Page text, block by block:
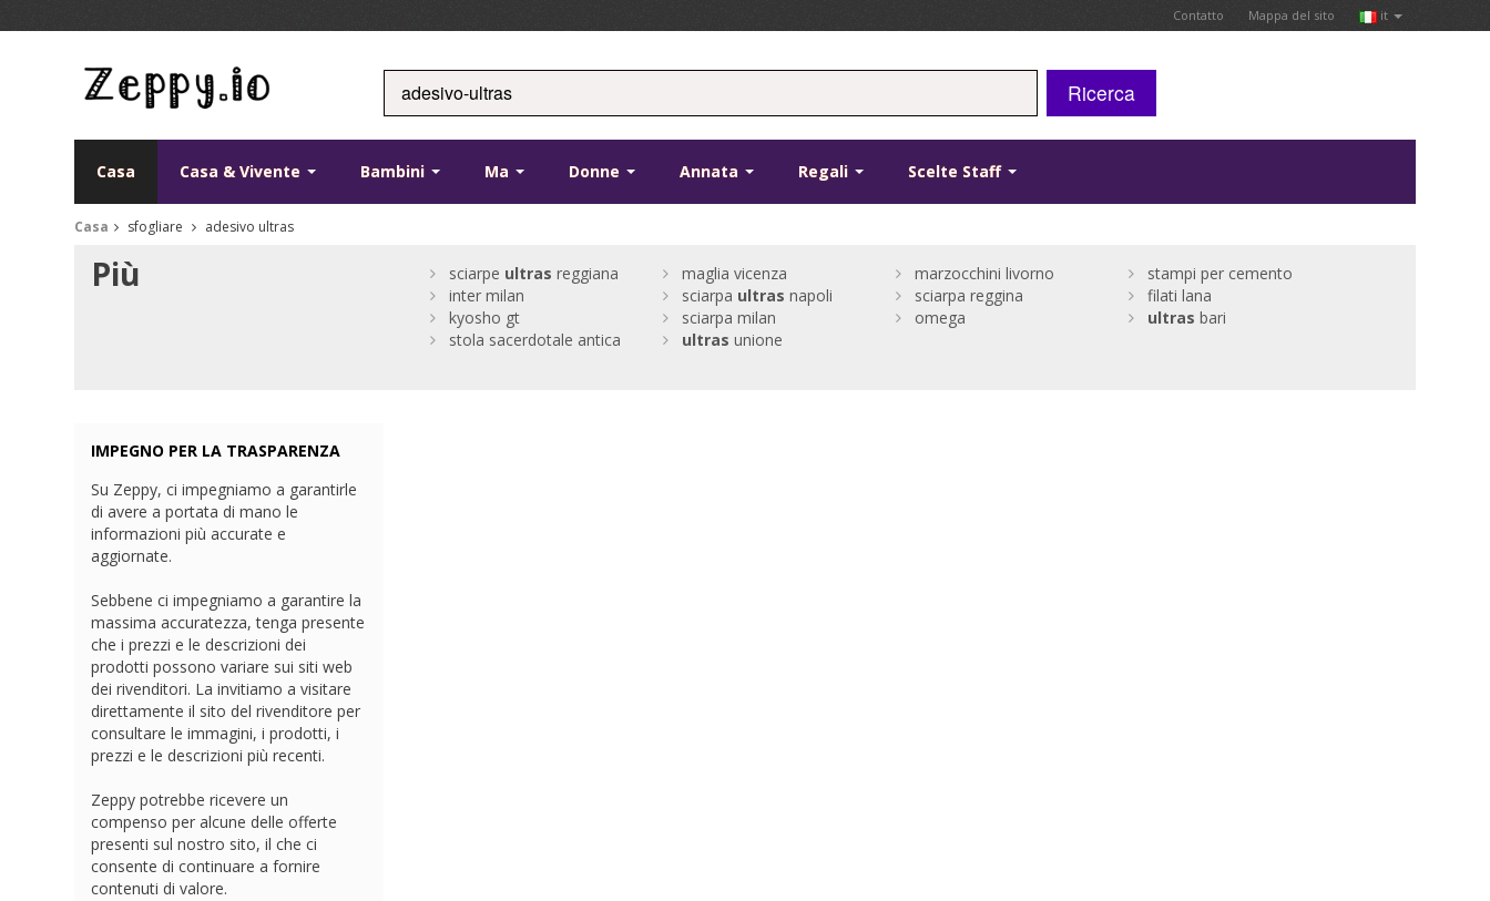
Contatto Mappa del sito it
Ricerca
Casa Casa & Vivente Bambini Ma Donne Annata Regali Scelte Staff
Casa sfogliare adesivo ultras
Più sciarpe ultras reggiana maglia vicenza marzocchini livorno
stampi per cemento
inter milan
sciarpa ultras napoli sciarpa reggina
filati lana
kyosho gt
sciarpa milan omega ultras bari
stola sacerdotale antica
ultras unione
IMPEGNO PER LA TRASPARENZA
Su Zeppy, ci impegniamo a garantirle
di avere a portata di mano le
informazioni più accurate e
aggiornate.
Sebbene ci impegniamo a garantire la
massima accuratezza, tenga presente
che i prezzi e le descrizioni dei
prodotti possono variare sui siti web
dei rivenditori. La invitiamo a visitare
direttamente il sito del rivenditore per
consultare le immagini, i prodotti, i
prezzi e le descrizioni più recenti.
Zeppy potrebbe ricevere un
compenso per alcune delle offerte
presenti sul nostro sito, il che ci
consente di continuare a fornire
contenuti di valore.